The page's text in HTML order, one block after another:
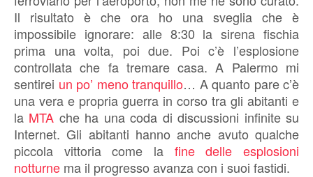
Il risultato è che ora ho una sveglia che è
impossibile ignorare: alle 8:30 la sirena fischia
prima una volta, poi due. Poi c’è l’esplosione
controllata che fa tremare casa. A Palermo mi
sentirei un po’ meno tranquillo… A quanto pare c’è
una vera e propria guerra in corso tra gli abitanti e
la MTA che ha una coda di discussioni infinite su
Internet. Gli abitanti hanno anche avuto qualche
piccola vittoria come la fine delle esplosioni
notturne ma il progresso avanza con i suoi fastidi.